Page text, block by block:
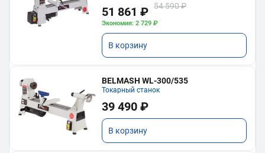
51 861 ₽ 54 590 ₽
Экономия: 2 729 ₽
В корзину
BELMASH WL-300/535
Токарный станок
39 490 ₽
В корзину